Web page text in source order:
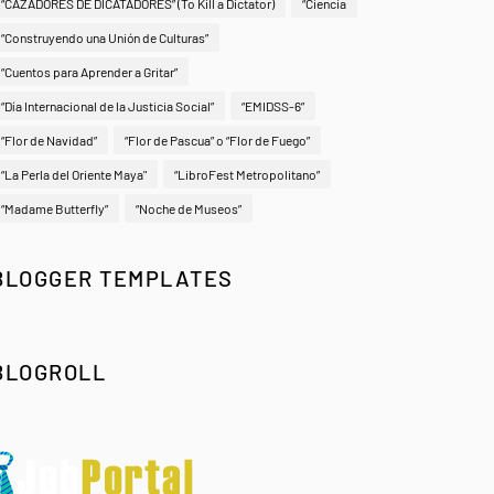
“CAZADORES DE DICATADORES” (To Kill a Dictator) “Ciencia
“Construyendo una Unión de Culturas”
“Cuentos para Aprender a Gritar”
“Día Internacional de la Justicia Social” “EMIDSS-6”
“Flor de Navidad” “Flor de Pascua” o “Flor de Fuego”
“La Perla del Oriente Maya" “LibroFest Metropolitano”
“Madame Butterfly” “Noche de Museos”
TEMPLATES